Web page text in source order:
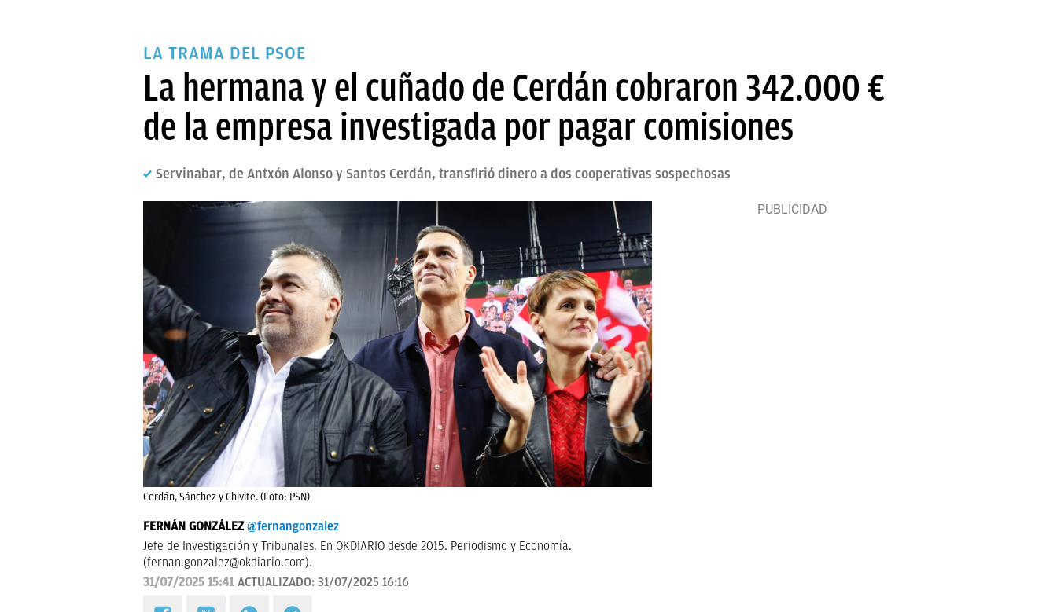
LA TRAMA DEL PSOE
La hermana y el cuñado de Cerdán cobraron 342.000 €
de la empresa investigada por pagar comisiones
Servinabar, de Antxón Alonso y Santos Cerdán, transfirió dinero a dos cooperativas sospechosas
Cerdán, Sánchez y Chivite. (Foto: PSN)
FERNÁN GONZÁLEZ @fernangonzalez
Jefe de Investigación y Tribunales. En OKDIARIO desde 2015. Periodismo y Economía.
(fernan.gonzalez@okdiario.com).
31/07/2025 15:41 ACTUALIZADO: 31/07/2025 16:16